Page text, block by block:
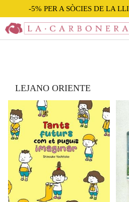
-5% PER A SÒCIES DE LA
LEJANO ORIENTE